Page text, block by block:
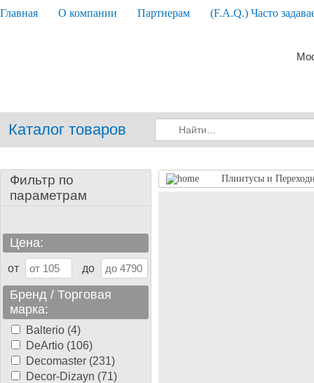
Главная О компании Партнерам (F.A.Q.) Часто
Каталог товаров
Фильтр по
параметрам
Цена:
от до
Бренд / Торговая
марка:
Balterio (4)
DeArtio (106)
Decomaster (231)
Decor-Dizayn (71)
Плинтусы и